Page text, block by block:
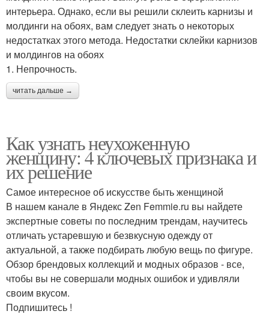
интерьера. Однако, если вы решили склеить карнизы и
молдинги на обоях, вам следует знать о некоторых
недостатках этого метода. Недостатки склейки карнизов
и молдингов на обоях
1. Непрочность.
читать дальше →
Как узнать неухоженную
женщину: 4 ключевых признака и
их решение
Самое интересное об искусстве быть женщиной
В нашем канале в Яндекс Zen Femmie.ru вы найдете
экспертные советы по последним трендам, научитесь
отличать устаревшую и безвкусную одежду от
актуальной, а также подбирать любую вещь по фигуре.
Обзор брендовых коллекций и модных образов - все,
чтобы вы не совершали модных ошибок и удивляли
своим вкусом.
Подпишитесь !